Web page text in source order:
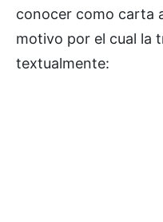
conocer como carta
motivo por el cual la
textualmente: